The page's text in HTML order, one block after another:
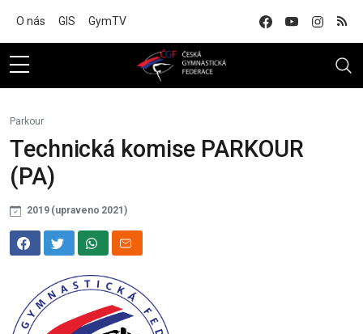
O nás GIS GymTV
Parkour
Technická komise PARKOUR
(PA)
2019 (upraveno 2021)